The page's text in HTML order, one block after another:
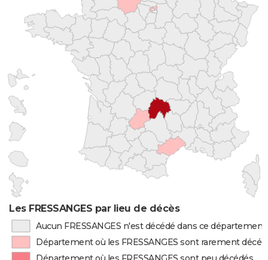
Les FRESSANGES par lieu de décès
Aucun FRESSANGES n'est décédé dans ce département
Département où les FRESSANGES sont rarement